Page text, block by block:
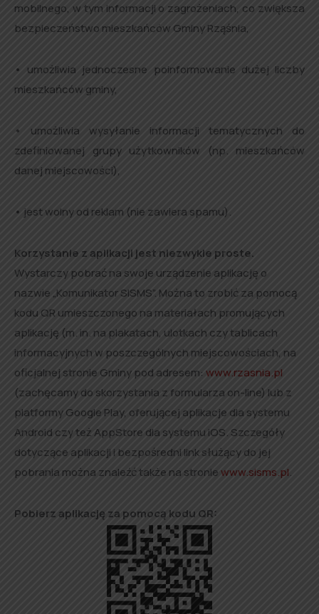
mobilnego, w tym informacji o zagrożeniach, co zwiększa
bezpieczeństwo mieszkańców Gminy Rząśnia,
• umożliwia jednoczesne poinformowanie dużej liczby
mieszkańców gminy,
• umożliwia wysyłanie informacji tematycznych do
zdefiniowanej grupy użytkowników (np. mieszkańców
danej miejscowości),
• jest wolny od reklam (nie zawiera spamu).
Korzystanie z aplikacji jest niezwykle proste.
Wystarczy pobrać na swoje urządzenie aplikację o
nazwie „Komunikator SISMS”. Można to zrobić za pomocą
kodu QR umieszczonego na materiałach promujących
aplikację (m. in. na plakatach, ulotkach czy tablicach
informacyjnych w poszczególnych miejscowościach, na
oficjalnej stronie Gminy pod adresem: www.rzasnia.pl
(zachęcamy do skorzystania z formularza on-line) lub z
platformy Google Play, oferującej aplikacje dla systemu
Android czy też AppStore dla systemu iOS. Szczegóły
dotyczące aplikacji i bezpośredni link służący do jej
pobrania można znaleźć także na stronie www.sisms.pl.
Pobierz aplikację za pomocą kodu QR: